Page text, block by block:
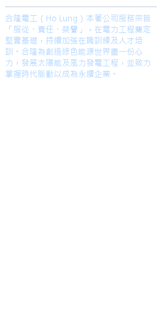
Join us
合隆電工（Ho Lung）本著公司服務宗旨
「服從、責任、榮譽」，在電力工程奠定
堅實基礎，持續加強在職訓練及人才培
訓。合隆為創造綠色能源世界盡一份心
力，發展太陽能及風力發電工程，並致力
掌握時代脈動以成為永續企業。